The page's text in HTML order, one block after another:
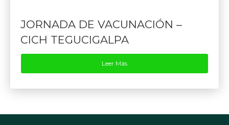
JORNADA DE VACUNACIÓN –
CICH TEGUCIGALPA
Leer Más